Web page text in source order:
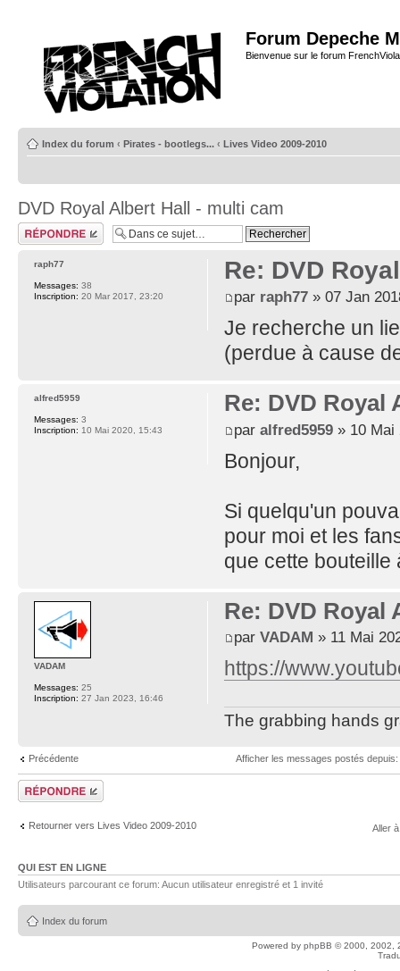
Forum Depeche
Bienvenue sur le forum
Index du forum ‹ Pirates - bootlegs... ‹ Lives Video 2009-2010
DVD Royal Albert Hall - multi cam
Répondre
Re: DVD
par raph77» 07 Jan
Je recherche un
(perdue à cause
raph77
Messages: 38
Inscription: 20 Mar 2017, 23:20
Re: DVD Royal
par alfred5959» 10 Mai
Bonjour,
Si quelqu'un
pour moi et les
que cette bouteille
alfred5959
Messages: 3
Inscription: 10 Mai 2020, 15:43
Re: DVD Royal
par VADAM » 11 Mai
https://
The grabbing hands
VADAM
Messages: 25
Inscription: 27 Jan 2023, 16:46
Précédente Afficher les messages postés depuis:
Répondre
Retourner vers Lives Video 2009-2010 Aller
QUI EST EN LIGNE
Utilisateurs parcourant ce forum: Aucun utilisateur enregistré et 1 invité
Index du forum
Powered by phpBB © 2000, 2002,